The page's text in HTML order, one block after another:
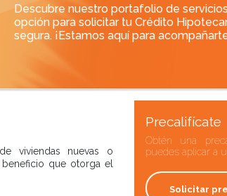
Descubre nuestro portafolio de
opción para solicitar tu Crédito
segura. ¡Estamos aquí para
viviendas nuevas o
que otorga el
Precalifícate
Obtén una
puedes aplicar a
Solicitar